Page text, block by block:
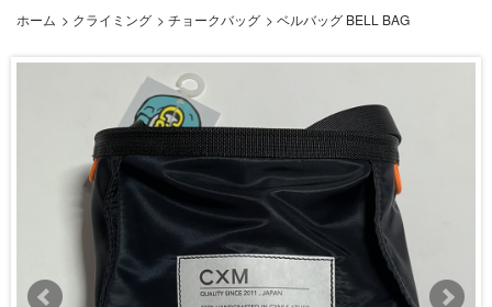
ホーム > クライミング > チョークバッグ > ベルバッグ BELL BAG